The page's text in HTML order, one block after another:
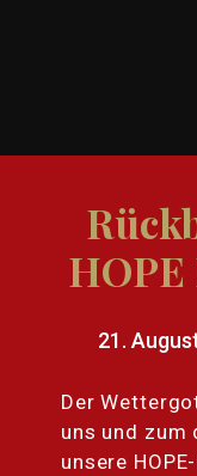
21.
Der
uns und
unsere